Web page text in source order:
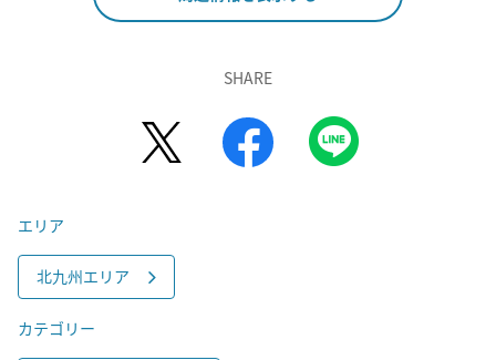
SHARE
エリア
北九州エリア
カテゴリー